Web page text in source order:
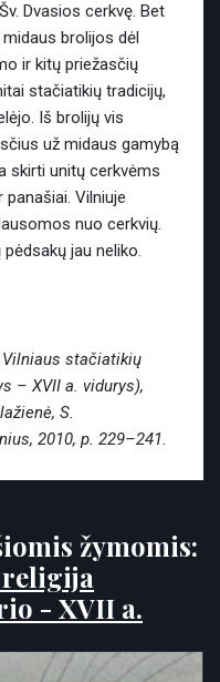
Dvasios cerkvę. Bet
brolijos dėl
ir kitų priežasčių
stačiatikių tradicijų,
Iš brolijų vis
už midaus gamybą
skirti unitų cerkvėms
Vilniuje
nuo cerkvių.
jau neliko.
stačiatikių
– XVII a. vidurys),
S.
2010, p. 229–241.
žymomis:
religija
- XVII a.